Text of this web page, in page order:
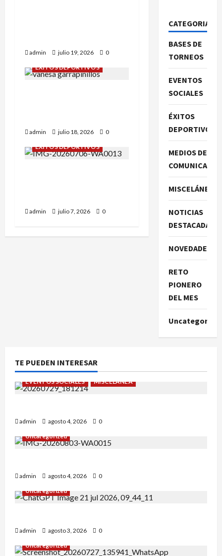
admin julio 19, 2026
0
ÉXITOS DEPORTIVOS
admin julio 18, 2026
0
ÉXITOS DEPORTIVOS
admin julio 7, 2026 0
CATEGORIAS
BASES DE
TORNEOS
EVENTOS
SOCIALES
ÉXITOS
DEPORTIVOS
MEDIOS DE
MISCELÁNEA
NOTICIAS
DESTACADAS
NOVEDADES
RETO
PIONERO
DEL MES
Uncategorized
TE PUEDEN INTERESAR
EVENTOS SOCIALES MISCELÁNEA
admin agosto 4, 2026
0
Uncategorized
admin agosto 4, 2026
0
Uncategorized
admin agosto 3, 2026
0
Uncategorized